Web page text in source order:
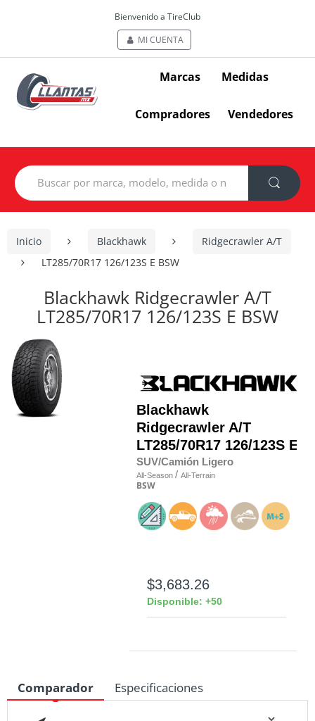
Bienvenido a TireClub
MI CUENTA
Marcas Medidas
Compradores Vendedores
Search
for:
Inicio Blackhawk
Ridgecrawler A/T
LT285/70R17 126/123S E BSW
Blackhawk Ridgecrawler A/T
LT285/70R17 126/123S E BSW
Blackhawk
Ridgecrawler A/T
LT285/70R17 126/123S E
SUV/Camión Ligero
All-Season / All-Terrain
BSW
$3,683.26
Disponible: +50
Comparador Especificaciones